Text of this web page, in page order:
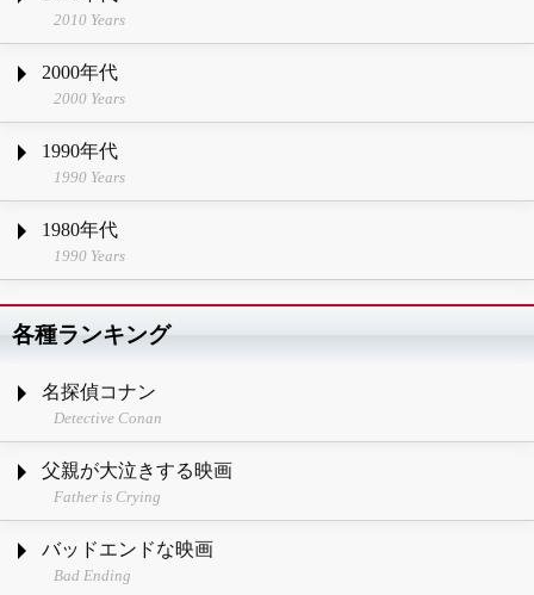
2010 Years
2000年代
2000 Years
1990年代
1990 Years
1980年代
1990 Years
各種ランキング
名探偵コナン
Detective Conan
父親が大泣きする映画
Father is Crying
バッドエンドな映画
Bad Ending